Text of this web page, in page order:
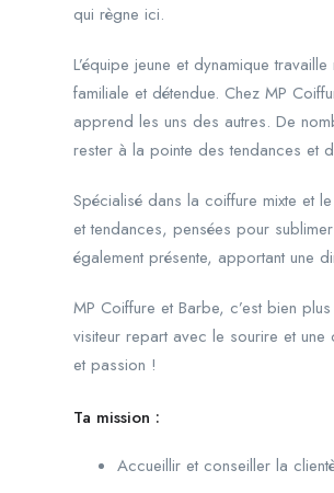
qui règne ici.
L’équipe jeune et dynamique
familiale et détendue. Chez MP
apprend les uns des autres. De
rester à la pointe des tendances et
Spécialisé dans la coiffure mixte et
et tendances, pensées pour
également présente, apportant une
MP Coiffure et Barbe, c’est bien
visiteur repart avec le sourire et
et passion !
Ta mission :
Accueillir et conseiller la